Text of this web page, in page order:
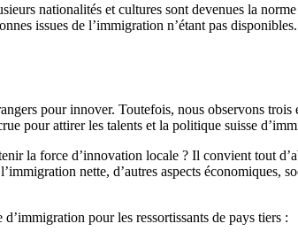
nationalités et cultures sont devenues la
issues de l’immigration n’étant pas
pour innover. Toutefois, nous observons
pour attirer les talents et la politique suisse
la force d’innovation locale ? Il convient tout
nette, d’autres aspects économiques,
pour les ressortissants de pays tiers :